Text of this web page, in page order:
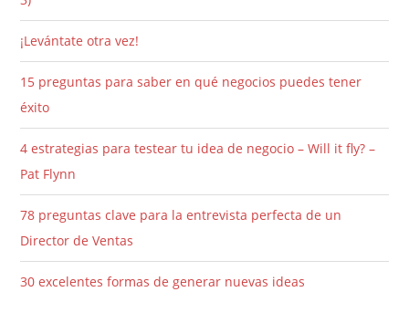
¡Levántate otra vez!
15 preguntas para saber en qué negocios puedes tener
éxito
4 estrategias para testear tu idea de negocio – Will it fly? –
Pat Flynn
78 preguntas clave para la entrevista perfecta de un
Director de Ventas
30 excelentes formas de generar nuevas ideas